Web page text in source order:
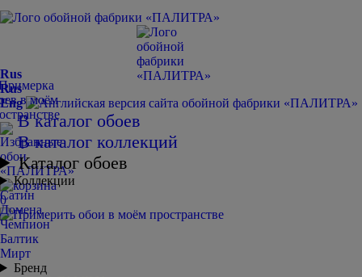
0
Rus
Rus
Eng
В каталог обоев
В каталог коллекций
Каталог обоев
Коллекции
Сатин
Домена
Чемпион
Балтик
Мирт
Бренд